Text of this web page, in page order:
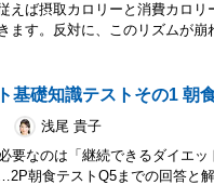
えば摂取カロリーと消費カロ
ます。反対に、このリズムが崩
基礎知識テストその1 朝
浅尾 貴子
要なのは「継続できるダイエ
朝食テストQ5までの回答と